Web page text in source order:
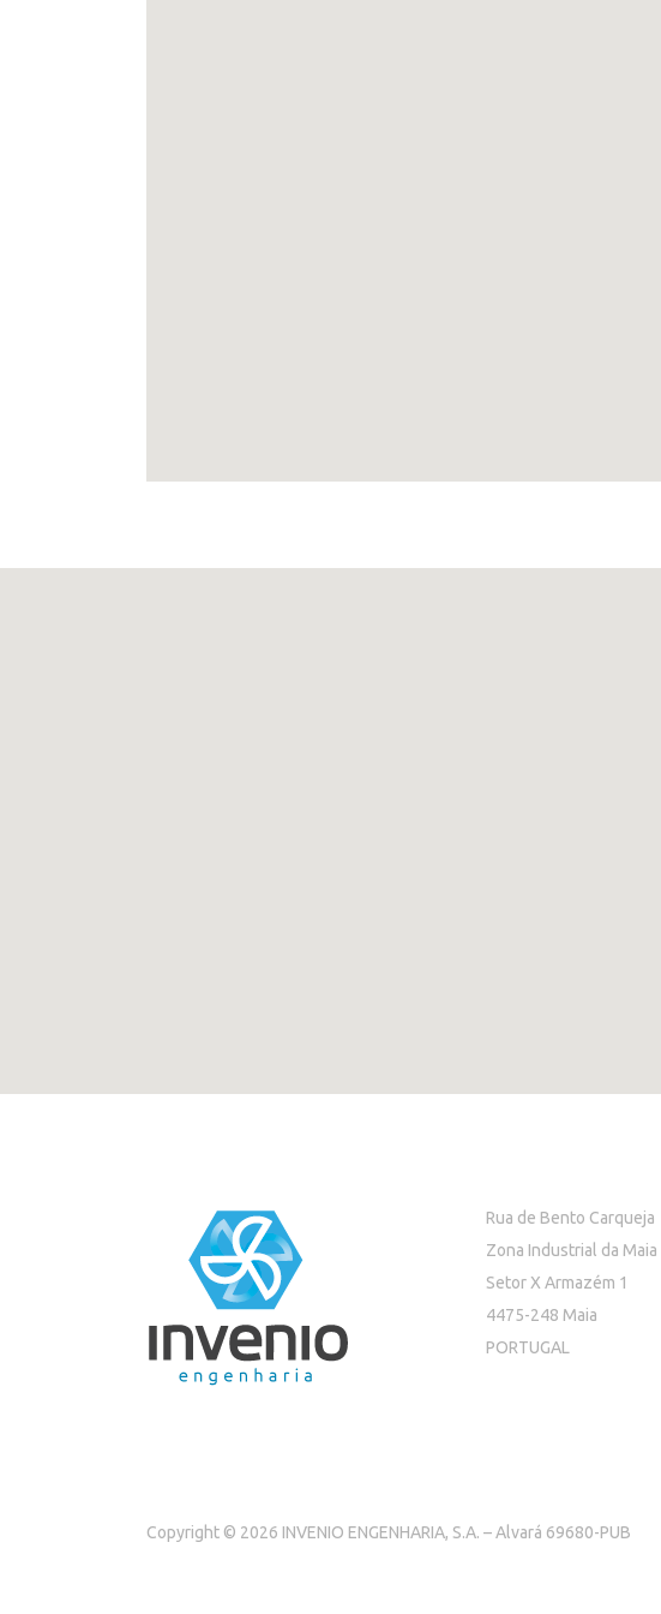
Rua de Bento Carqueja
Zona Industrial da Maia
Setor X Armazém 1
4475-248 Maia
PORTUGAL
Copyright © 2026 INVENIO ENGENHARIA, S.A. – Alvará 69680-PUB